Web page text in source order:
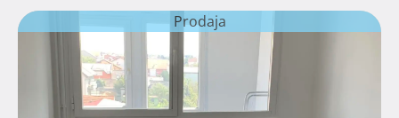
Prodaja